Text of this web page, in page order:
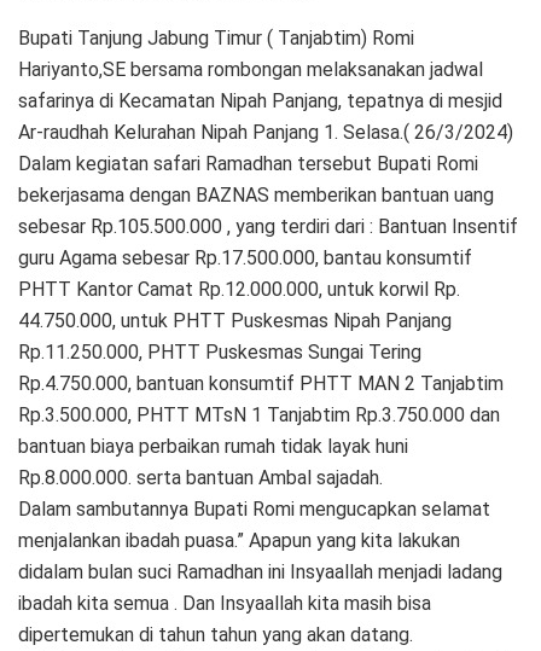
Bupati Tanjung Jabung Timur ( Tanjabtim) Romi
Hariyanto,SE bersama rombongan melaksanakan jadwal
safarinya di Kecamatan Nipah Panjang, tepatnya di mesjid
Ar-raudhah Kelurahan Nipah Panjang 1. Selasa.( 26/3/2024)
Dalam kegiatan safari Ramadhan tersebut Bupati Romi
bekerjasama dengan BAZNAS memberikan bantuan uang
sebesar Rp.105.500.000 , yang terdiri dari : Bantuan Insentif
guru Agama sebesar Rp.17.500.000, bantau konsumtif
PHTT Kantor Camat Rp.12.000.000, untuk korwil Rp.
44.750.000, untuk PHTT Puskesmas Nipah Panjang
Rp.11.250.000, PHTT Puskesmas Sungai Tering
Rp.4.750.000, bantuan konsumtif PHTT MAN 2 Tanjabtim
Rp.3.500.000, PHTT MTsN 1 Tanjabtim Rp.3.750.000 dan
bantuan biaya perbaikan rumah tidak layak huni
Rp.8.000.000. serta bantuan Ambal sajadah.
Dalam sambutannya Bupati Romi mengucapkan selamat
menjalankan ibadah puasa.” Apapun yang kita lakukan
didalam bulan suci Ramadhan ini Insyaallah menjadi ladang
ibadah kita semua . Dan Insyaallah kita masih bisa
dipertemukan di tahun tahun yang akan datang.